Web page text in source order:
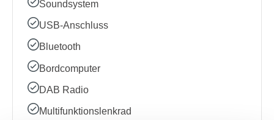
Soundsystem
USB-Anschluss
Bluetooth
Bordcomputer
DAB Radio
Multifunktionslenkrad